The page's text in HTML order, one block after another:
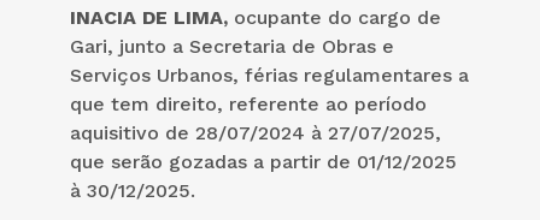
INACIA DE LIMA, ocupante do cargo de
Gari, junto a Secretaria de Obras e
Serviços Urbanos, férias regulamentares a
que tem direito, referente ao período
aquisitivo de 28/07/2024 à 27/07/2025,
que serão gozadas a partir de 01/12/2025
à 30/12/2025.